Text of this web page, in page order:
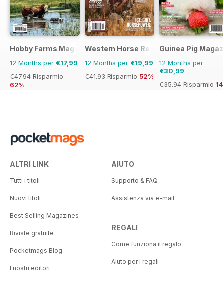
Hobby Farms Magazine
12 Months per €17,99
€47.94 Risparmio
62%
Western Horse Review
12 Months per €19,99
€41.93 Risparmio 52%
Guinea Pig
12 Months per
€30,99
€35.94 Risparmio
ALTRI LINK
Tutti i titoli
Nuovi titoli
Best Selling Magazines
Riviste gratuite
Pocketmags Blog
I nostri editori
AIUTO
Supporto & FAQ
Assistenza via e-mail
REGALI
Come funziona il regalo
Aiuto per i regali